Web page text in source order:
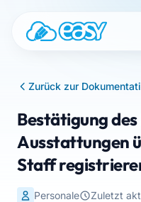
Zurück zur
Bestätigung
Ausstattungen
Staff
Personale Zuletzt